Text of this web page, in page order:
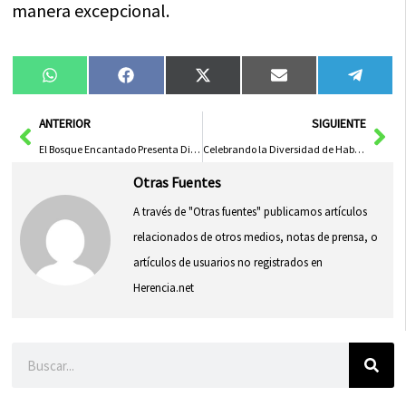
manera excepcional.
Compartir
en
WhatsAppCompartir
en
FacebookCompartir
en
X
(Twitter)
Compartir
en
Email
en
AntANTERIOR
El Bosque Encantado Presenta Dinolandia en Madrid: Aventura Familiar con Dinosaurios
SIGUIENTE
Celebrando la Diversidad de Habilidades: Un Viaje hacia la Inclusión
Otras Fuentes
A través de "Otras fuentes" publicamos artículos
relacionados de otros medios, notas de prensa, o
artículos de usuarios no registrados en
Herencia.net